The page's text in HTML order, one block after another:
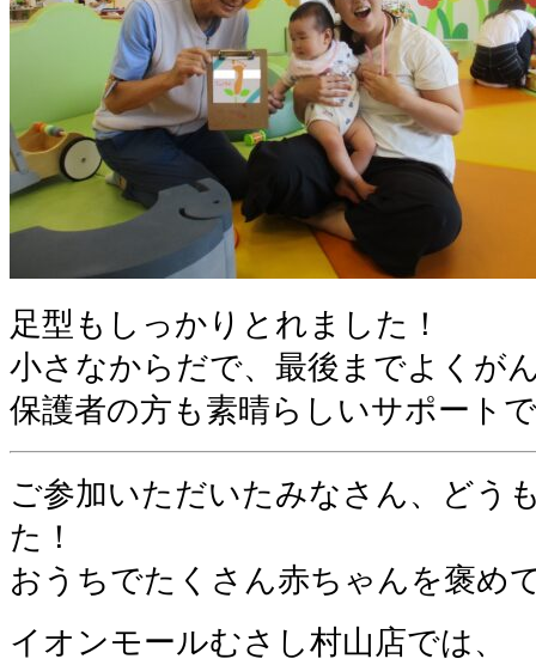
足型もしっかりとれました！
小さなからだで、最後までよくが
保護者の方も素晴らしいサポート
ご参加いただいたみなさん、どう
た！
おうちでたくさん赤ちゃんを褒め
イオンモールむさし村山店では、